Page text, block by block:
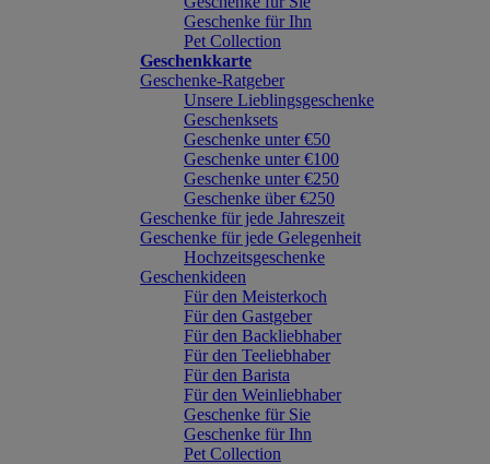
Geschenke für Ihn
Pet Collection
Geschenkkarte
Geschenke-Ratgeber
Unsere Lieblingsgeschenke
Geschenksets
Geschenke unter €50
Geschenke unter €100
Geschenke unter €250
Geschenke über €250
Geschenke für jede Jahreszeit
Geschenke für jede Gelegenheit
Hochzeitsgeschenke
Geschenkideen
Für den Meisterkoch
Für den Gastgeber
Für den Backliebhaber
Für den Teeliebhaber
Für den Barista
Für den Weinliebhaber
Geschenke für Sie
Geschenke für Ihn
Pet Collection